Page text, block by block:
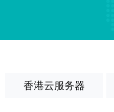
香港云服务器